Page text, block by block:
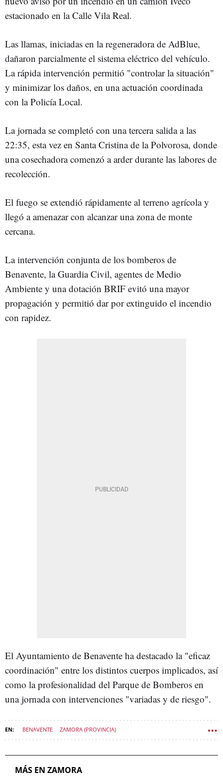
estacionado en la Calle Vila Real.
Las llamas, iniciadas en la regeneradora de AdBlue,
dañaron parcialmente el sistema eléctrico del vehículo.
La rápida intervención permitió "controlar la situación"
y minimizar los daños, en una actuación coordinada
con la Policía Local.
La jornada se completó con una tercera salida a las
22:35, esta vez en Santa Cristina de la Polvorosa, donde
una cosechadora comenzó a arder durante las labores de
recolección.
El fuego se extendió rápidamente al terreno agrícola y
llegó a amenazar con alcanzar una zona de monte
cercana.
La intervención conjunta de los bomberos de
Benavente, la Guardia Civil, agentes de Medio
Ambiente y una dotación BRIF evitó una mayor
propagación y permitió dar por extinguido el incendio
con rapidez.
El Ayuntamiento de Benavente ha destacado la "eficaz
coordinación" entre los distintos cuerpos implicados, así
como la profesionalidad del Parque de Bomberos en
una jornada con intervenciones "variadas y de riesgo".
BENAVENTE ZAMORA (PROVINCIA)
SUCESOS CASTILLA Y LEÓN
MÁS EN ZAMORA